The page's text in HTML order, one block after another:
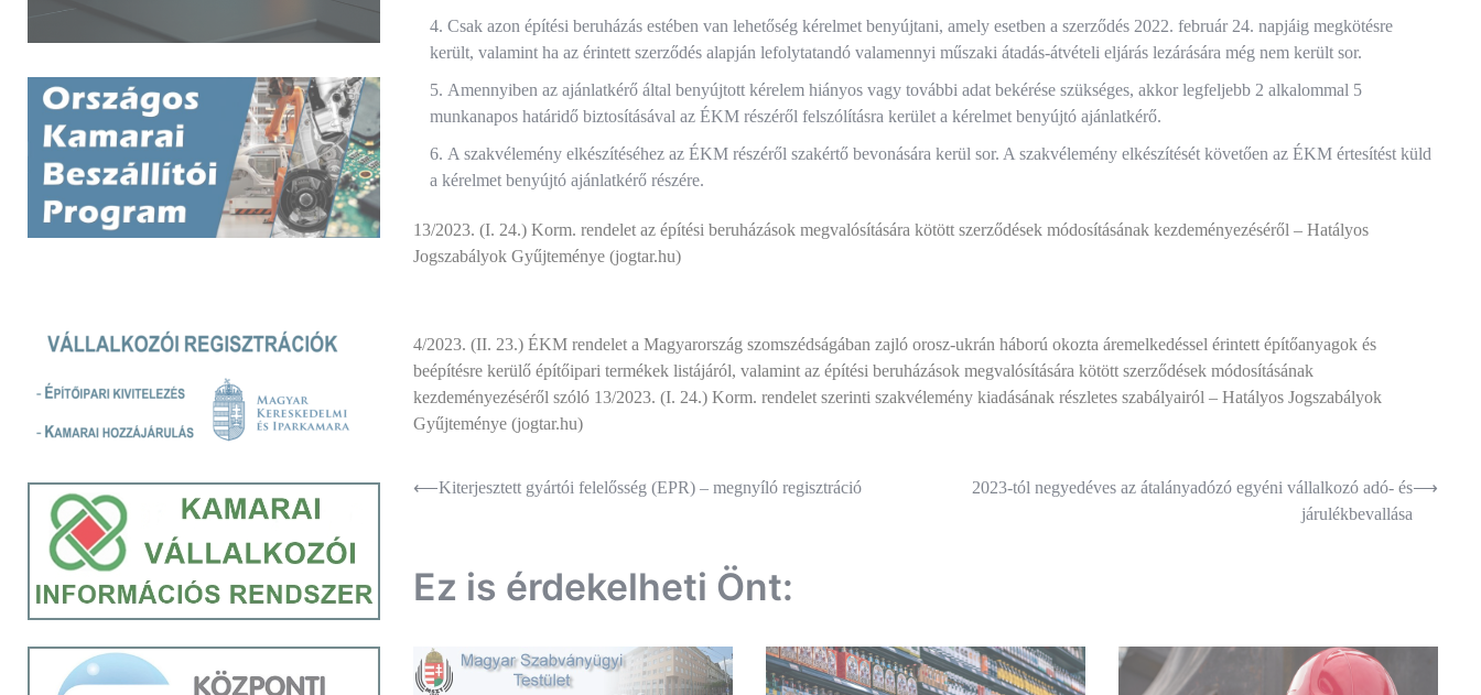
Csak azon építési beruházás estében van lehetőség kérelmet benyújtani, amely esetben a szerződés 2022. február 24. napjáig megkötésre
került, valamint ha az érintett szerződés alapján lefolytatandó valamennyi műszaki átadás-átvételi eljárás lezárására még nem került sor.
Amennyiben az ajánlatkérő által benyújtott kérelem hiányos vagy további adat bekérése szükséges, akkor legfeljebb 2 alkalommal 5
munkanapos határidő biztosításával az ÉKM részéről felszólításra kerület a kérelmet benyújtó ajánlatkérő.
A szakvélemény elkészítéséhez az ÉKM részéről szakértő bevonására kerül sor. A szakvélemény elkészítését követően az ÉKM értesítést küld
a kérelmet benyújtó ajánlatkérő részére.
13/2023. (I. 24.) Korm. rendelet az építési beruházások megvalósítására kötött szerződések módosításának kezdeményezéséről – Hatályos
Jogszabályok Gyűjteménye (jogtar.hu)
4/2023. (II. 23.) ÉKM rendelet a Magyarország szomszédságában zajló orosz-ukrán háború okozta áremelkedéssel érintett építőanyagok és
beépítésre kerülő építőipari termékek listájáról, valamint az építési beruházások megvalósítására kötött szerződések módosításának
kezdeményezéséről szóló 13/2023. (I. 24.) Korm. rendelet szerinti szakvélemény kiadásának részletes szabályairól – Hatályos Jogszabályok
Gyűjteménye (jogtar.hu)
Bejegyzés
⟵Kiterjesztett gyártói felelősség (EPR) – megnyíló regisztráció
2023-tól negyedéves az átalányadózó egyéni vállalkozó adó- és
járulékbevallása
⟶
Ez is érdekelheti Önt: